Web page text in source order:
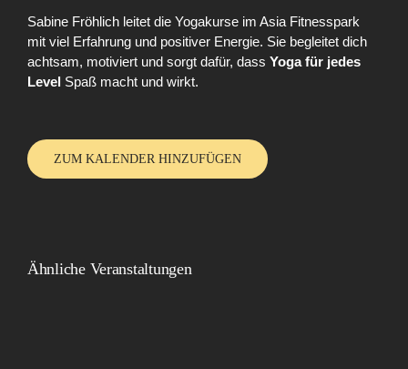
Sabine Fröhlich leitet die Yogakurse im Asia Fitnesspark
mit viel Erfahrung und positiver Energie. Sie begleitet dich
achtsam, motiviert und sorgt dafür, dass Yoga für jedes
Level Spaß macht und wirkt.
ZUM KALENDER HINZUFÜGEN
Ähnliche Veranstaltungen